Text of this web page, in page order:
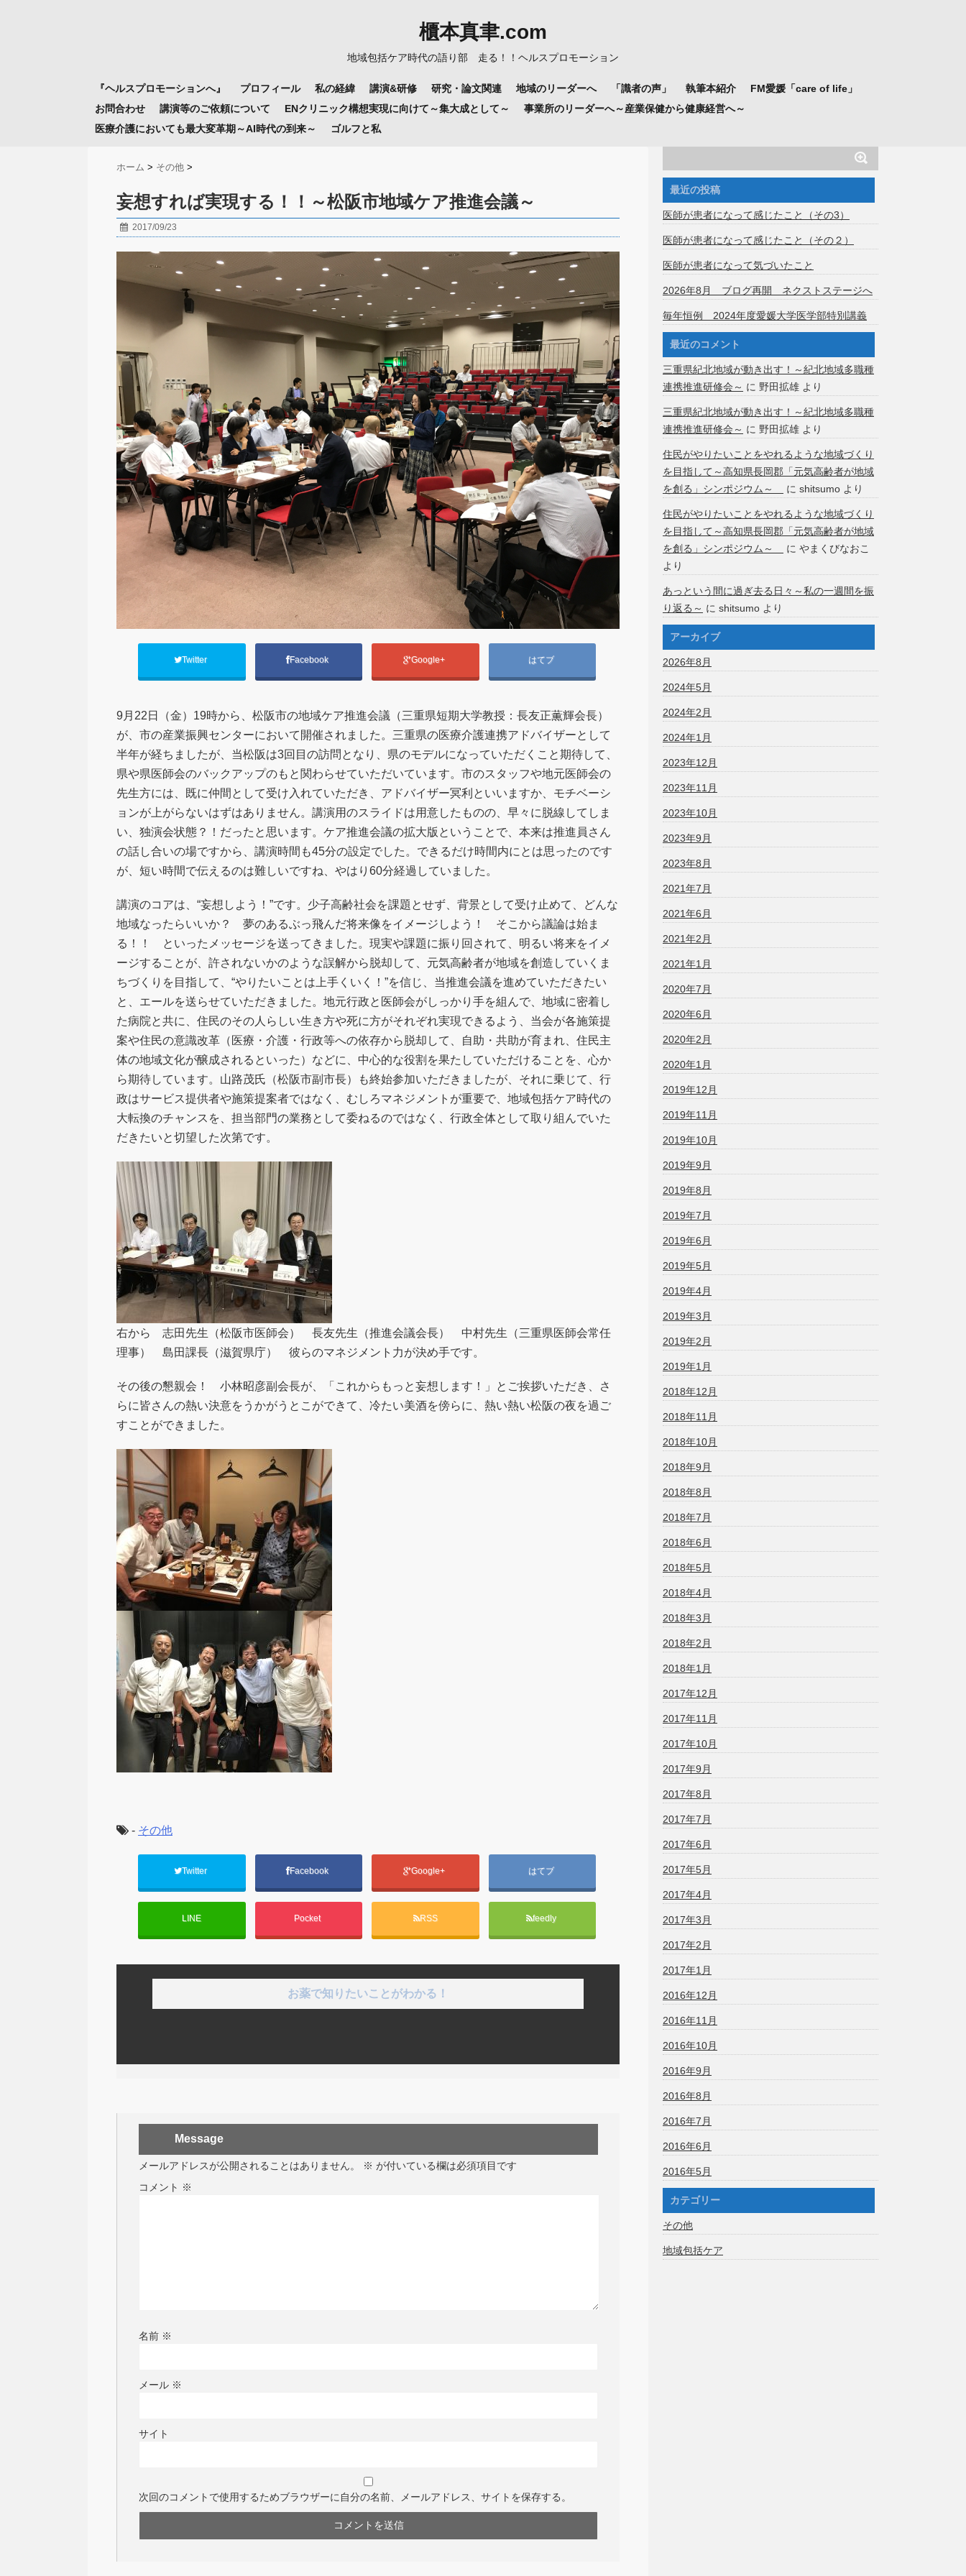
櫃本真聿.com
地域包括ケア時代の語り部 走る！！ヘルスプロモーション
『ヘルスプロモーションへ』 プロフィール 私の経緯 講演&研修 研究・論文関連 地域のリーダーへ 「識者の声」 執筆本紹介
FM愛媛「care of life」
お問合わせ
講演等のご依頼について ENクリニック構想実現に向けて～集大成として～
事業所のリーダーへ～産業保健から健康経営へ～
医療介護においても最大変革期～AI時代の到来～
ゴルフと私
ホーム > その他 >
妄想すれば実現する！！～松阪市地域ケア推進会議～
2017/09/23
Twitter Facebook Google+ はてブ
9月22日（金）19時から、松阪市の地域ケア推進会議（三重県短期大学教授：長友正薫輝会長）
が、市の産業振興センターにおいて開催されました。三重県の医療介護連携アドバイザーとして
半年が経ちましたが、当松阪は3回目の訪問となり、県のモデルになっていただくこと期待して、
県や県医師会のバックアップのもと関わらせていただいています。市のスタッフや地元医師会の
先生方には、既に仲間として受け入れていただき、アドバイザー冥利といいますか、モチベーシ
ョンが上がらないはずはありません。講演用のスライドは用意したものの、早々に脱線してしま
い、独演会状態？！だったと思います。ケア推進会議の拡大版ということで、本来は推進員さん
の話し合いの場ですから、講演時間も45分の設定でした。できるだけ時間内にとは思ったのです
が、短い時間で伝えるのは難しいですね、やはり60分経過していました。
講演のコアは、“妄想しよう！”です。少子高齢社会を課題とせず、背景として受け止めて、どんな
地域なったらいいか？ 夢のあるぶっ飛んだ将来像をイメージしよう！ そこから議論は始ま
る！！ といったメッセージを送ってきました。現実や課題に振り回されて、明るい将来をイメ
ージすることが、許されないかのような誤解から脱却して、元気高齢者が地域を創造していくま
ちづくりを目指して、“やりたいことは上手くいく！”を信じ、当推進会議を進めていただきたい
と、エールを送らせていただきました。地元行政と医師会がしっかり手を組んで、地域に密着し
た病院と共に、住民のその人らしい生き方や死に方がそれぞれ実現できるよう、当会が各施策提
案や住民の意識改革（医療・介護・行政等への依存から脱却して、自助・共助が育まれ、住民主
体の地域文化が醸成されるといった）などに、中心的な役割を果たしていただけることを、心か
ら期待しています。山路茂氏（松阪市副市長）も終始参加いただきましたが、それに乗じて、行
政はサービス提供者や施策提案者ではなく、むしろマネジメントが重要で、地域包括ケア時代の
大転換のチャンスを、担当部門の業務として委ねるのではなく、行政全体として取り組んでいた
だきたいと切望した次第です。
右から 志田先生（松阪市医師会） 長友先生（推進会議会長） 中村先生（三重県医師会常任
理事） 島田課長（滋賀県庁） 彼らのマネジメント力が決め手です。
その後の懇親会！ 小林昭彦副会長が、「これからもっと妄想します！」とご挨拶いただき、さ
らに皆さんの熱い決意をうかがうとこができて、冷たい美酒を傍らに、熱い熱い松阪の夜を過ご
すことができました。
- その他
Twitter Facebook Google+ はてブ
LINE Pocket RSS feedly
お薬で知りたいことがわかる！
Message
メールアドレスが公開されることはありません。 ※ が付いている欄は必須項目です
コメント ※
名前 ※
メール ※
サイト
次回のコメントで使用するためブラウザーに自分の名前、メールアドレス、サイトを保存する。
最近の投稿
医師が患者になって感じたこと（その3）
医師が患者になって感じたこと（その２）
医師が患者になって気づいたこと
2026年8月 ブログ再開 ネクストステージへ
毎年恒例 2024年度愛媛大学医学部特別講義
最近のコメント
三重県紀北地域が動き出す！～紀北地域多職種
連携推進研修会～ に 野田拡雄 より
三重県紀北地域が動き出す！～紀北地域多職種
連携推進研修会～ に 野田拡雄 より
住民がやりたいことをやれるような地域づくり
を目指して～高知県長岡郡「元気高齢者が地域
を創る」シンポジウム～
に shitsumo より
住民がやりたいことをやれるような地域づくり
を目指して～高知県長岡郡「元気高齢者が地域
を創る」シンポジウム～
に やまくびなおこ
より
あっという間に過ぎ去る日々～私の一週間を振
り返る～ に shitsumo より
アーカイブ
2026年8月
2024年5月
2024年2月
2024年1月
2023年12月
2023年11月
2023年10月
2023年9月
2023年8月
2021年7月
2021年6月
2021年2月
2021年1月
2020年7月
2020年6月
2020年2月
2020年1月
2019年12月
2019年11月
2019年10月
2019年9月
2019年8月
2019年7月
2019年6月
2019年5月
2019年4月
2019年3月
2019年2月
2019年1月
2018年12月
2018年11月
2018年10月
2018年9月
2018年8月
2018年7月
2018年6月
2018年5月
2018年4月
2018年3月
2018年2月
2018年1月
2017年12月
2017年11月
2017年10月
2017年9月
2017年8月
2017年7月
2017年6月
2017年5月
2017年4月
2017年3月
2017年2月
2017年1月
2016年12月
2016年11月
2016年10月
2016年9月
2016年8月
2016年7月
2016年6月
2016年5月
カテゴリー
その他
地域包括ケア